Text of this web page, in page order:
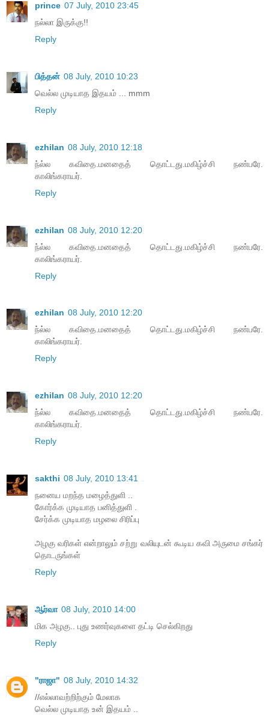
prince 07 July, 2010 23:45
நல்லா இருக்கு!!
Reply
பித்தன் 08 July, 2010 10:23
வெல்ல முடியாத இதயம் ... mmm
Reply
ezhilan 08 July, 2010 12:18
ந்ல்ல கவிதை.மனதைத் தொட்டது.மகிழ்ச்சி நண்பரே.
காலிங்கராயர்.
Reply
ezhilan 08 July, 2010 12:20
ந்ல்ல கவிதை.மனதைத் தொட்டது.மகிழ்ச்சி நண்பரே.
காலிங்கராயர்.
Reply
ezhilan 08 July, 2010 12:20
ந்ல்ல கவிதை.மனதைத் தொட்டது.மகிழ்ச்சி நண்பரே.
காலிங்கராயர்.
Reply
ezhilan 08 July, 2010 12:20
ந்ல்ல கவிதை.மனதைத் தொட்டது.மகிழ்ச்சி நண்பரே.
காலிங்கராயர்.
Reply
sakthi 08 July, 2010 13:41
நனைய மறந்த மழைத்துளி ..
கோர்க்க முடியாத பனித்துளி .
சேர்க்க முடியாத மழலை சிரிப்பு
அழகு வரிகள் என்றாலும் சற்று வலியுடன் கூடிய கவி அருமை சங்கர்
தொடருங்கள்
Reply
ஆர்வா 08 July, 2010 14:00
மிக அழகு.. புது உணர்வுகளை தட்டி செல்கிறது
Reply
"ராஜா" 08 July, 2010 14:32
//எல்லாவற்றிற்கும் மேலாக
வெல்ல முடியாத உன் இதயம் ..